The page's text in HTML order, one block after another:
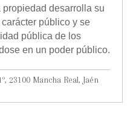
desarrolla su
público y se
pública de los
en un poder público.
23100 Mancha Real, Jaén